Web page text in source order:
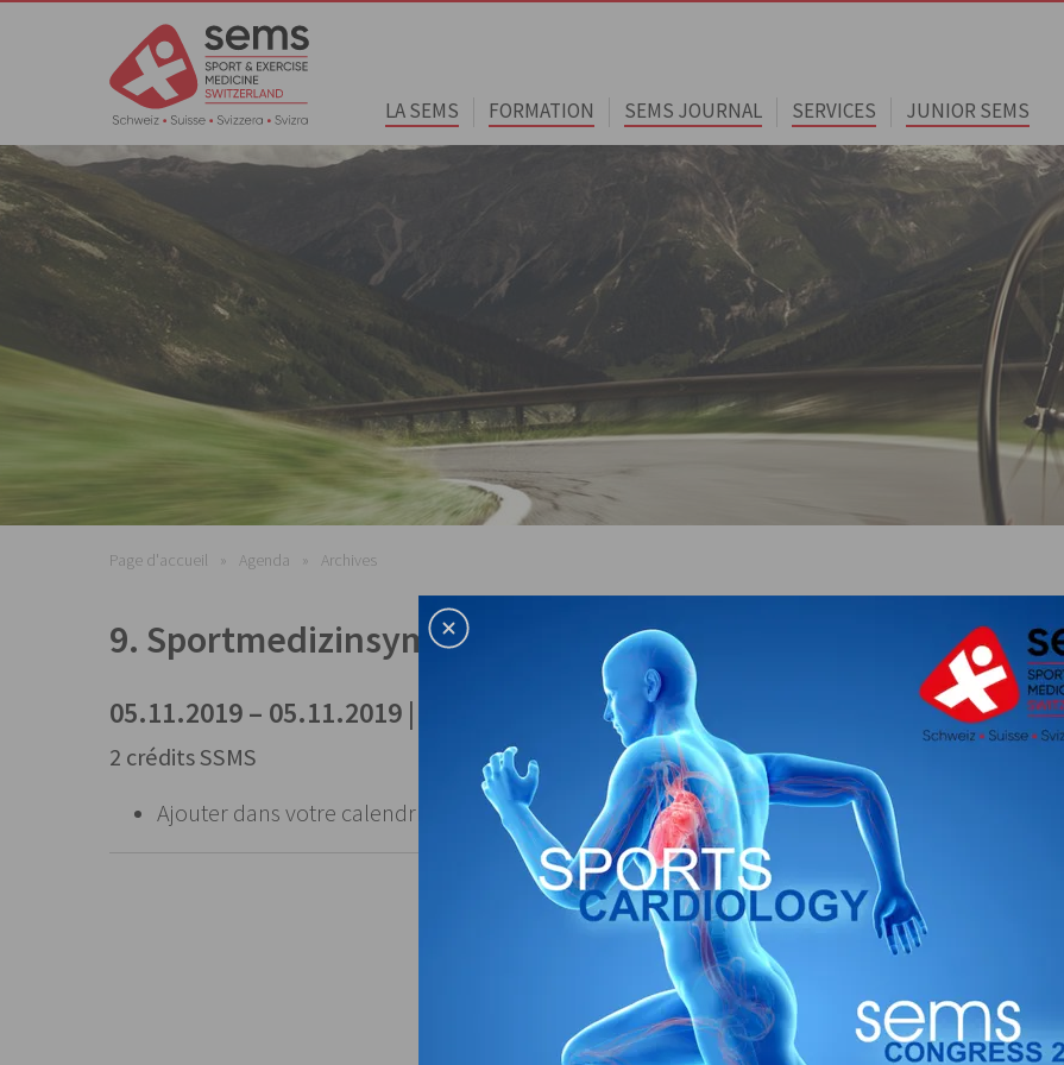
LA SEMS FORMATION SEMS JOURNAL SERVICES JUNIOR SEMS
Page d'accueil Agenda Archives
9. Sportmedizinsymposium: Das 1x1 der Sportmedizin
05.11.2019 – 05.11.2019 | Luzern
2 crédits SSMS
Ajouter dans votre calendrier:
Fichier iCal
Retourner à la vue de liste